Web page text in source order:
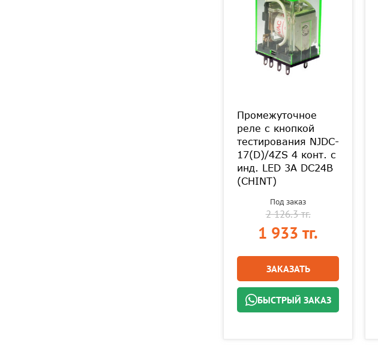
Промежуточное
реле с кнопкой
тестирования NJDC-
17(D)/4ZS 4 конт. с
инд. LED 3А DC24В
(CHINT)
Под заказ
2 126.3 тг.
1 933 тг.
ЗАКАЗАТЬ
БЫСТРЫЙ ЗАКАЗ